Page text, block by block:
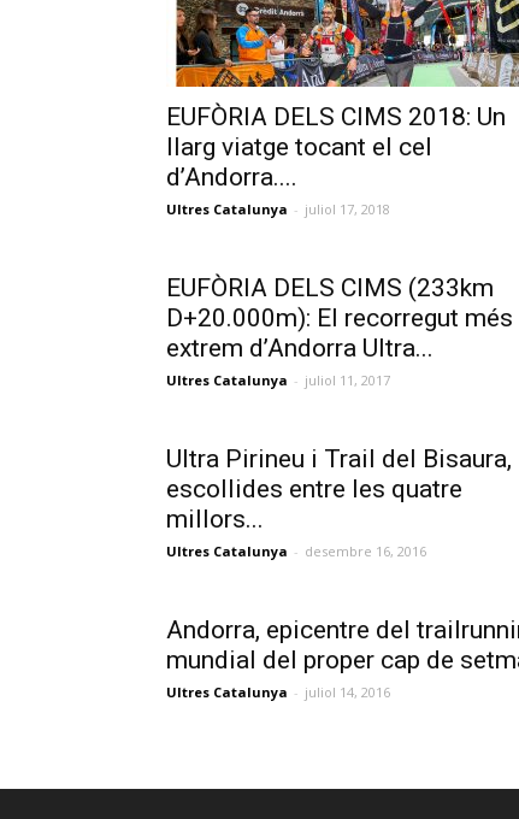
EUFÒRIA DELS CIMS 2018: Un
llarg viatge tocant el cel
d’Andorra....
Ultres Catalunya - juliol 17, 2018
EUFÒRIA DELS CIMS (233km
D+20.000m): El recorregut més
extrem d’Andorra Ultra...
Ultres Catalunya - juliol 11, 2017
Ultra Pirineu i Trail del Bisaura,
escollides entre les quatre
millors...
Ultres Catalunya - desembre 16, 2016
Andorra, epicentre del
mundial del proper cap de
Ultres Catalunya - juliol 14, 2016